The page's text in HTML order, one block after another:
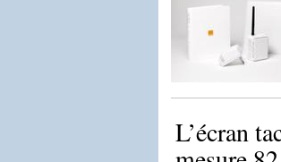
L’écran